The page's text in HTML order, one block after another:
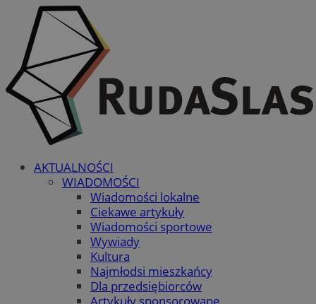
AKTUALNOŚCI
WIADOMOŚCI
Wiadomości lokalne
Ciekawe artykuły
Wiadomości sportowe
Wywiady
Kultura
Najmłodsi mieszkańcy
Dla przedsiębiorców